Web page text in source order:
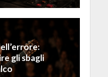
gli sbagli